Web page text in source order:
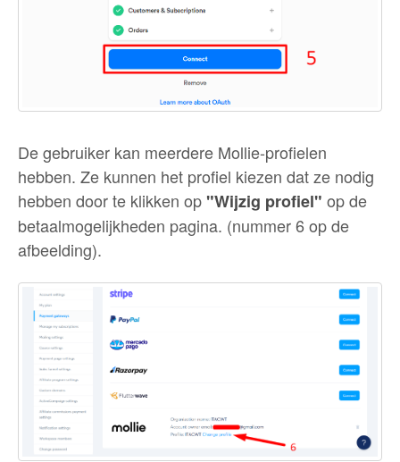
De gebruiker kan meerdere Mollie-profielen
hebben. Ze kunnen het profiel kiezen dat ze nodig
hebben door te klikken op "Wijzig profiel" op de
betaalmogelijkheden pagina. (nummer 6 op de
afbeelding).